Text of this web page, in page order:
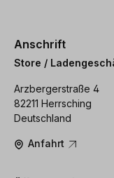
Anschrift
Store /
Arzbergerstraße 4
82211 Herrsching
Deutschland
Anfahrt